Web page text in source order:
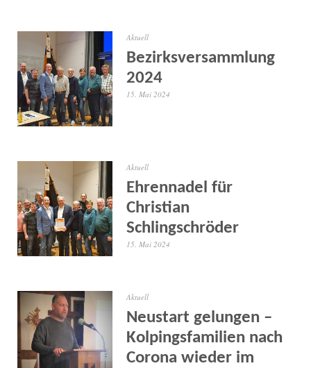
Aktuell
Bezirksversammlung
2024
15. Mai 2024
Aktuell
Ehrennadel für
Christian
Schlingschröder
15. Mai 2024
Aktuell
Neustart gelungen –
Kolpingsfamilien nach
Corona wieder im